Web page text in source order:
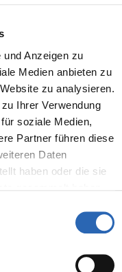
Anzeigen zu
Medien anbieten zu
zu analysieren.
Ihrer Verwendung
soziale Medien,
Partner führen diese
Daten
haben oder die sie
inkl. MwSt.